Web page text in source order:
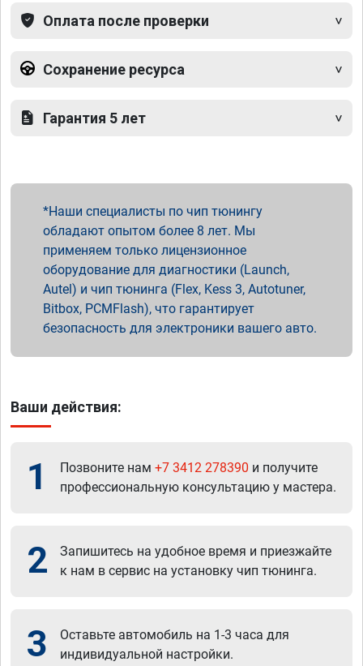
Оплата после проверки
Сохранение ресурса
Гарантия 5 лет
Наши специалисты по чип тюнингу
обладают опытом более 8 лет. Мы
применяем только лицензионное
оборудование для диагностики (Launch,
Autel) и чип тюнинга (Flex, Kess 3, Autotuner,
Bitbox, PCMFlash), что гарантирует
безопасность для электроники вашего авто.
Ваши действия:
1 Позвоните нам +7 3412 278390 и получите
профессиональную консультацию у мастера.
2
Запишитесь на удобное время и приезжайте
к нам в сервис на установку чип тюнинга.
3
Оставьте автомобиль на 1-3 часа для
индивидуальной настройки.